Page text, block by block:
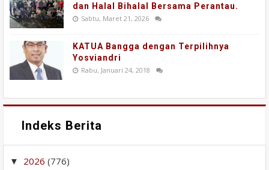
dan Halal Bihalal Bersama Perantau.
Sabtu, Maret 21, 2026
KATUA Bangga dengan Terpilihnya
Yosviandri
Rabu, Januari 24, 2018
Indeks Berita
▼ 2026 (776)